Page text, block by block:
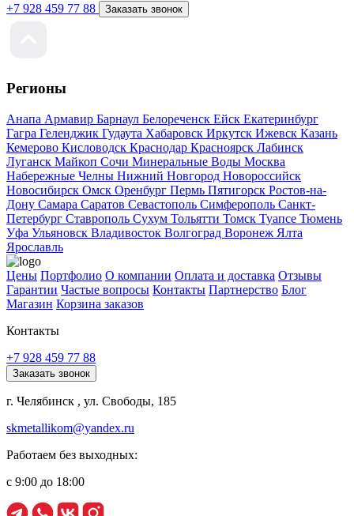
+7 928 459 77 88 Заказать звонок
Регионы
Анапа Армавир Барнаул Белореченск Ейск Екатеринбург
Гагра Геленджик Гудаута Хабаровск Иркутск Ижевск Казань
Кемерово Кисловодск Краснодар Красноярск Лабинск
Луганск Майкоп Сочи Минеральные Воды Москва
Набережные Челны Нижний Новгород Новороссийск
Новосибирск Омск Оренбург Пермь Пятигорск Ростов-на-
Дону Самара Саратов Севастополь Симферополь Санкт-
Петербург Ставрополь Сухум Тольятти Томск Туапсе Тюмень
Уфа Ульяновск Владивосток Волгоград Воронеж Ялта
Ярославль
Цены Портфолио О компании Оплата и доставка Отзывы
Гарантии Частые вопросы Контакты Партнерство Блог
Магазин Корзина заказов
Контакты
+7 928 459 77 88
Заказать звонок
г. Челябинск , ул. Свободы, 185
skmetallikom@yandex.ru
Работаем без выходных:
с 9:00 до 18:00